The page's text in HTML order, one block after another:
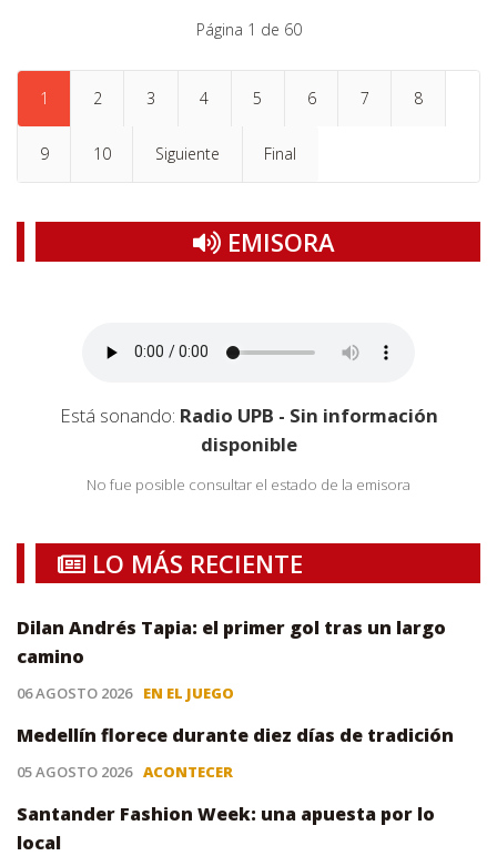
Página 1 de 60
1 2 3 4 5 6 7 8
9 10 Siguiente Final
EMISORA
Está sonando: Radio UPB - Sin información
disponible
No fue posible consultar el estado de la emisora
LO MÁS RECIENTE
Dilan Andrés Tapia: el primer gol tras un largo
camino
06 AGOSTO 2026 EN EL JUEGO
Medellín florece durante diez días de tradición
05 AGOSTO 2026 ACONTECER
Santander Fashion Week: una apuesta por lo
local